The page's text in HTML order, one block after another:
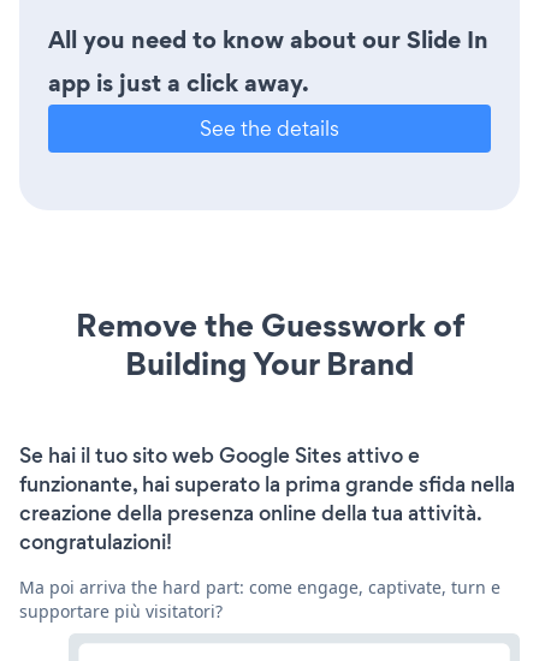
All you need to know about our Slide In
app is just a click away.
See the details
Remove the Guesswork of
Building Your Brand
Se hai il tuo sito web Google Sites attivo e
funzionante, hai superato la prima grande sfida nella
creazione della presenza online della tua attività.
congratulazioni!
Ma poi arriva the hard part: come engage, captivate, turn e
supportare più visitatori?